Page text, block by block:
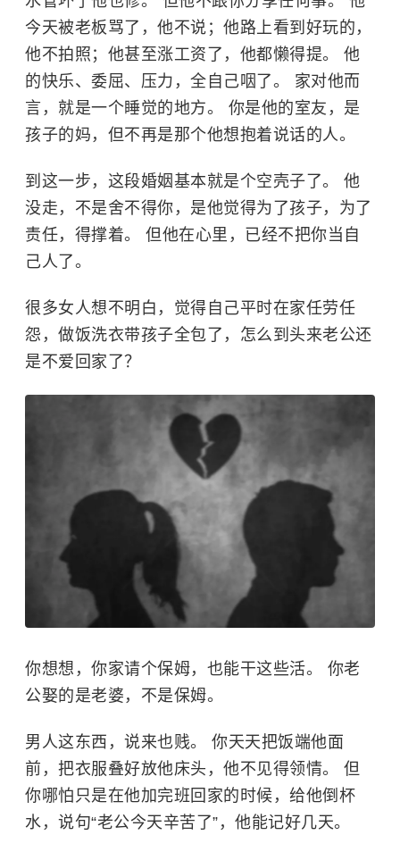
今天被老板骂了，他不说；他路上看到好玩的，
他不拍照；他甚至涨工资了，他都懒得提。 他
的快乐、委屈、压力，全自己咽了。 家对他而
言，就是一个睡觉的地方。 你是他的室友，是
孩子的妈，但不再是那个他想抱着说话的人。
到这一步，这段婚姻基本就是个空壳子了。 他
没走，不是舍不得你，是他觉得为了孩子，为了
责任，得撑着。 但他在心里，已经不把你当自
己人了。
很多女人想不明白，觉得自己平时在家任劳任
怨，做饭洗衣带孩子全包了，怎么到头来老公还
是不爱回家了？
你想想，你家请个保姆，也能干这些活。 你老
公娶的是老婆，不是保姆。
男人这东西，说来也贱。 你天天把饭端他面
前，把衣服叠好放他床头，他不见得领情。 但
你哪怕只是在他加完班回家的时候，给他倒杯
水，说句“老公今天辛苦了”，他能记好几天。